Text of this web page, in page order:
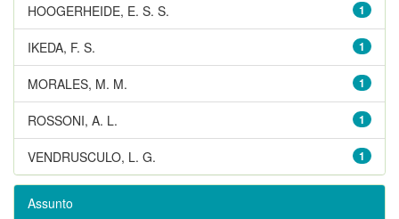
1
HOOGERHEIDE, E. S. S.
1
IKEDA, F. S.
1
MORALES, M. M.
1
ROSSONI, A. L.
1
VENDRUSCULO, L. G.
Assunto